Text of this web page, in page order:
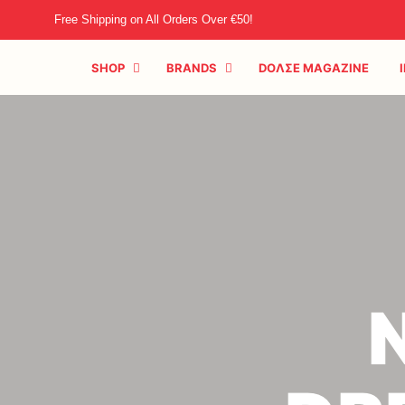
Free Shipping on All Orders Over €50!
SHOP BRANDS DOΛΣE MAGAZINE